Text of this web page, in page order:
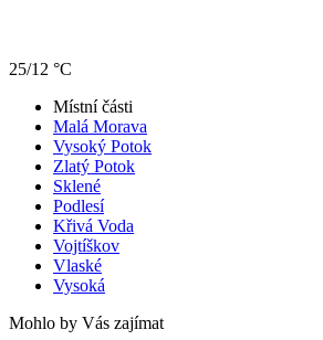
25/12 °C
Místní části
Malá Morava
Vysoký Potok
Zlatý Potok
Sklené
Podlesí
Křivá Voda
Vojtíškov
Vlaské
Vysoká
Mohlo by Vás zajímat